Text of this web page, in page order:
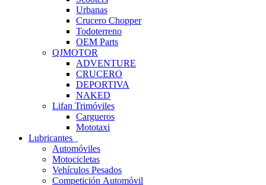
Urbanas
Crucero Chopper
Todoterreno
OEM Parts
QJMOTOR
ADVENTURE
CRUCERO
DEPORTIVA
NAKED
Lifan Trimóviles
Cargueros
Mototaxi
Lubricantes
Automóviles
Motocicletas
Vehículos Pesados
Competición Automóvil